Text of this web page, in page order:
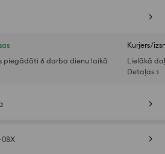
piegādāti 6 darba dienu laikā
Kurjers/
Lielākā
Detaļas >
08X